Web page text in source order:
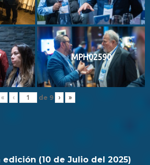
MPH02590
« ‹ de 9 › »
(10 de Julio del 2025)